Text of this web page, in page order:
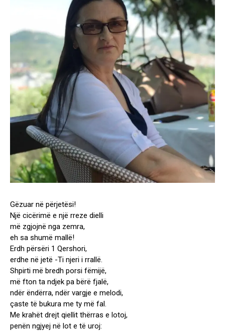
Gëzuar në përjetësi!
Një cicërimë e një rreze dielli
më zgjojnë nga zemra,
eh sa shumë mallë!
Erdh përsëri 1 Qershori,
erdhe në jetë -Ti njeri i rrallë.
Shpirti më bredh porsi fëmijë,
më fton ta ndjek pa bërë fjalë,
ndër ëndërra, ndër vargje e melodi,
çaste të bukura me ty më fal.
Me krahët drejt qiellit thërras e lotoj,
penën ngjyej në lot e të uroj: